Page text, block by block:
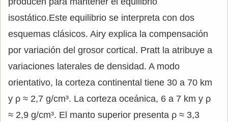
isostático.Este equilibrio se interpreta con dos
esquemas clásicos. Airy explica la compensación
por variación del grosor cortical. Pratt la atribuye a
variaciones laterales de densidad. A modo
orientativo, la corteza continental tiene 30 a 70 km
y ρ ≈ 2,7 g/cm³. La corteza oceánica, 6 a 7 km y ρ
≈ 2,9 g/cm³. El manto superior presenta ρ ≈ 3,3